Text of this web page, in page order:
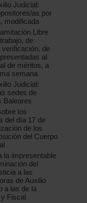
Judicial:
as por
modificada
Libre
de
de
al
de méritos, a
semana
Judicial:
sedes de
Baleares
los
del día 17 de
de los
del Cuerpo
la impresentable
del
a las
de Auxilio
a las de la
Fiscal